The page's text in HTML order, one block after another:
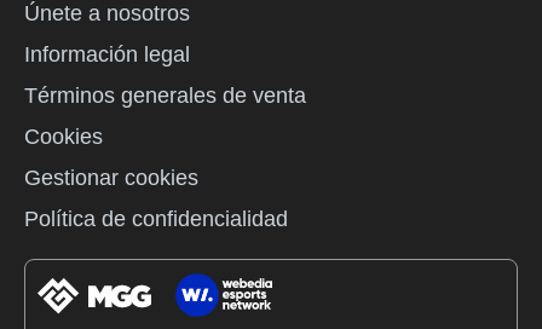
Únete a nosotros
Información legal
Términos generales de venta
Cookies
Gestionar cookies
Política de confidencialidad